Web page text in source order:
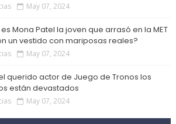
May 07, 2024
Mona Patel la joven que arrasó en la MET
un vestido con mariposas reales?
May 07, 2024
querido actor de Juego de Tronos los
están devastados
May 07, 2024